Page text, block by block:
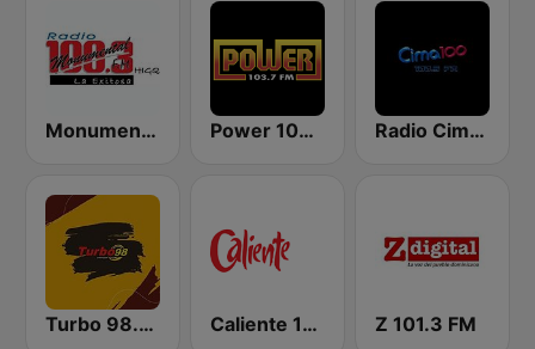
Monumental 100.3 FM Power 103.7 FM Radio Cima 100.5 FM
Turbo 98.3 FM Caliente 104.1 FM Z 101.3 FM